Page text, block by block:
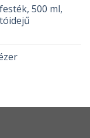
500 ml,